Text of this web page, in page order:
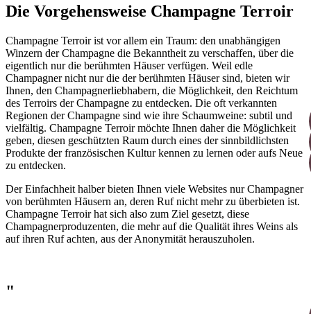
Die Vorgehensweise Champagne Terroir
Champagne Terroir ist vor allem ein Traum: den unabhängigen
Winzern der Champagne die Bekanntheit zu verschaffen, über die
eigentlich nur die berühmten Häuser verfügen. Weil edle
Champagner nicht nur die der berühmten Häuser sind, bieten wir
Ihnen, den Champagnerliebhabern, die Möglichkeit, den Reichtum
des Terroirs der Champagne zu entdecken. Die oft verkannten
Regionen der Champagne sind wie ihre Schaumweine: subtil und
vielfältig. Champagne Terroir möchte Ihnen daher die Möglichkeit
geben, diesen geschützten Raum durch eines der sinnbildlichsten
Produkte der französischen Kultur kennen zu lernen oder aufs Neue
zu entdecken.
Der Einfachheit halber bieten Ihnen viele Websites nur Champagner
von berühmten Häusern an, deren Ruf nicht mehr zu überbieten ist.
Champagne Terroir hat sich also zum Ziel gesetzt, diese
Champagnerproduzenten, die mehr auf die Qualität ihres Weins als
auf ihren Ruf achten, aus der Anonymität herauszuholen.
"